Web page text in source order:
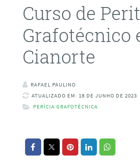
Curso de
Grafotécnico
Cianorte
RAFAEL PAULINO
ATUALIZADO EM: 18 DE JUNHO DE 2023
PERÍCIA GRAFOTÉCNICA